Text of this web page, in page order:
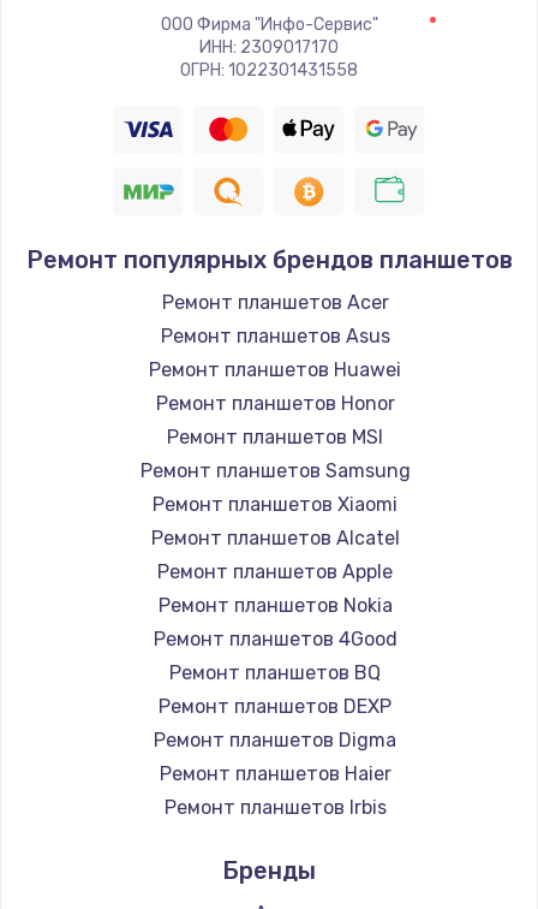
Настройка Wi-Fi
1260 руб.
Заказать
Замена шим-контроллера
Заказать
1200 руб.
Заказать
Установка драйверов
950 руб.
Заказать
Замена жесткого диска
1000 руб.
Заказать
Чистка от пыли
1330 руб.
Заказать
Настройка ОС
ООО Фирма "Инфо-Сервис"
ИНН: 2309017170
ОГРН: 1022301431558
Ремонт популярных брендов планшетов
Ремонт планшетов Acer
Ремонт планшетов Asus
Ремонт планшетов Huawei
Ремонт планшетов Honor
Ремонт планшетов MSI
Ремонт планшетов Samsung
Ремонт планшетов Xiaomi
Ремонт планшетов Alcatel
Ремонт планшетов Apple
Ремонт планшетов Nokia
Ремонт планшетов 4Good
Ремонт планшетов BQ
Ремонт планшетов DEXP
Ремонт планшетов Digma
Ремонт планшетов Haier
Ремонт планшетов Irbis
Ремонт планшетов Microsoft
Бренды